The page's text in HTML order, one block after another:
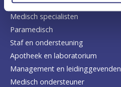
Verpleegkundigen
Medisch specialisten
Paramedisch
Staf en ondersteuning
Apotheek en laboratorium
Management en leidinggevenden
Medisch ondersteuner